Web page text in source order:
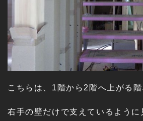
こちらは、1階から2階へ上がる階
右手の壁だけで支えているように